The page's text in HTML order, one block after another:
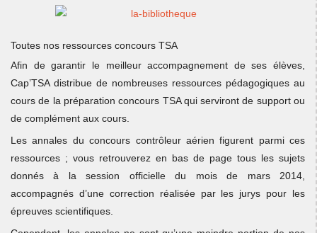
Toutes nos ressources concours TSA
Afin de garantir le meilleur accompagnement de ses élèves,
Cap’TSA distribue de nombreuses ressources pédagogiques au
cours de la préparation concours TSA qui serviront de support ou
de complément aux cours.
Les annales du concours contrôleur aérien figurent parmi ces
ressources ; vous retrouverez en bas de page tous les sujets
donnés à la session officielle du mois de mars 2014,
accompagnés d’une correction réalisée par les jurys pour les
épreuves scientifiques.